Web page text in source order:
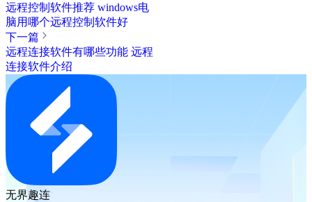
远程控制软件推荐 windows电
脑用哪个远程控制软件好
下一篇
远程连接软件有哪些功能 远程
连接软件介绍
无界趣连